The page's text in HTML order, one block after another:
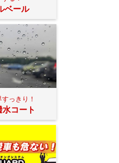
ベール
っきり！
コート